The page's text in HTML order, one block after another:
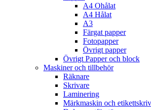
A4 Ohålat
A4 Hålat
A3
Färgat papper
Fotopapper
Övrigt papper
Övrigt Papper och block
Maskiner och tillbehör
Räknare
Skrivare
Laminering
Märkmaskin och